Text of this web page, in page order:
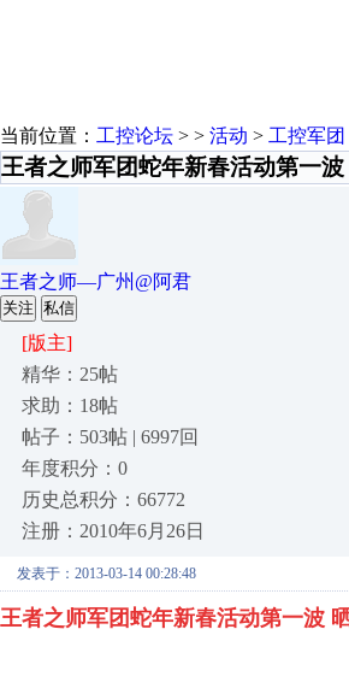
当前位置： 工控论坛 > > 活动 > 工控军团
王者之师军团蛇年新春活动第一波
王者之师—广州@阿君
关注 私信
[版主]
精华：25帖
求助：18帖
帖子：503帖 | 6997回
年度积分：0
历史总积分：66772
注册：2010年6月26日
发表于：2013-03-14 00:28:48
王者之师军团蛇年新春活动第一波